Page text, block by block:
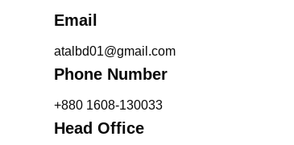
Email
atalbd01@gmail.com
Phone Number
+880 1608-130033
Head Office